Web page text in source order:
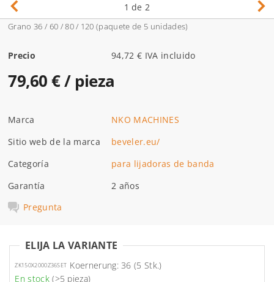
1 de 2
Grano 36 / 60 / 80 / 120 (paquete de 5 unidades)
Precio 94,72 € IVA incluido
79,60 €/ pieza
Marca
NKO MACHINES
Sitio web de la marca
beveler.eu/
Categoría
para lijadoras de banda
Garantía
2 años
Pregunta
ELIJA LA VARIANTE
ZK150X2000Z36SET Koernerung: 36 (5 Stk.)
En stock(>5 pieza)